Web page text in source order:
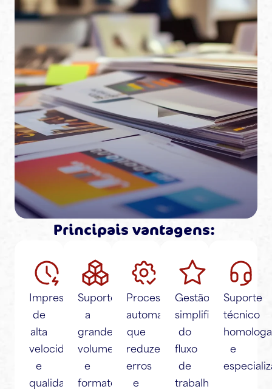
Principais vantagens:
Impressões
de
alta
velocidade
e
qualidade
Suporte
a
grandes
volumes
e
formatos
Processos
automatizados
que
reduzem
erros
e
Gestão
simplificada
do
fluxo
de
trabalho.
Suporte
técnico
e